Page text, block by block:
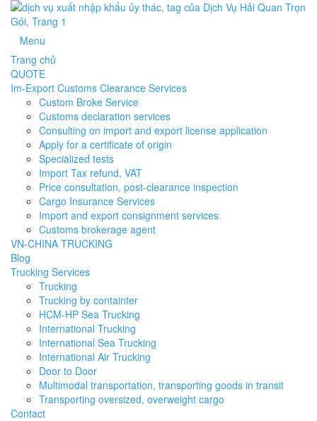
Menu
Trang chủ
QUOTE
Im-Export Customs Clearance Services
Custom Broke Service
Customs declaration services
Consulting on import and export license application
Apply for a certificate of origin
Specialized tests
Import Tax refund, VAT
Price consultation, post-clearance inspection
Cargo Insurance Services
Import and export consignment services
Customs brokerage agent
VN-CHINA TRUCKING
Blog
Trucking Services
Trucking
Trucking by containter
HCM-HP Sea Trucking
International Trucking
International Sea Trucking
International Air Trucking
Door to Door
Multimodal transportation, transporting goods in transit
Transporting oversized, overweight cargo
Contact